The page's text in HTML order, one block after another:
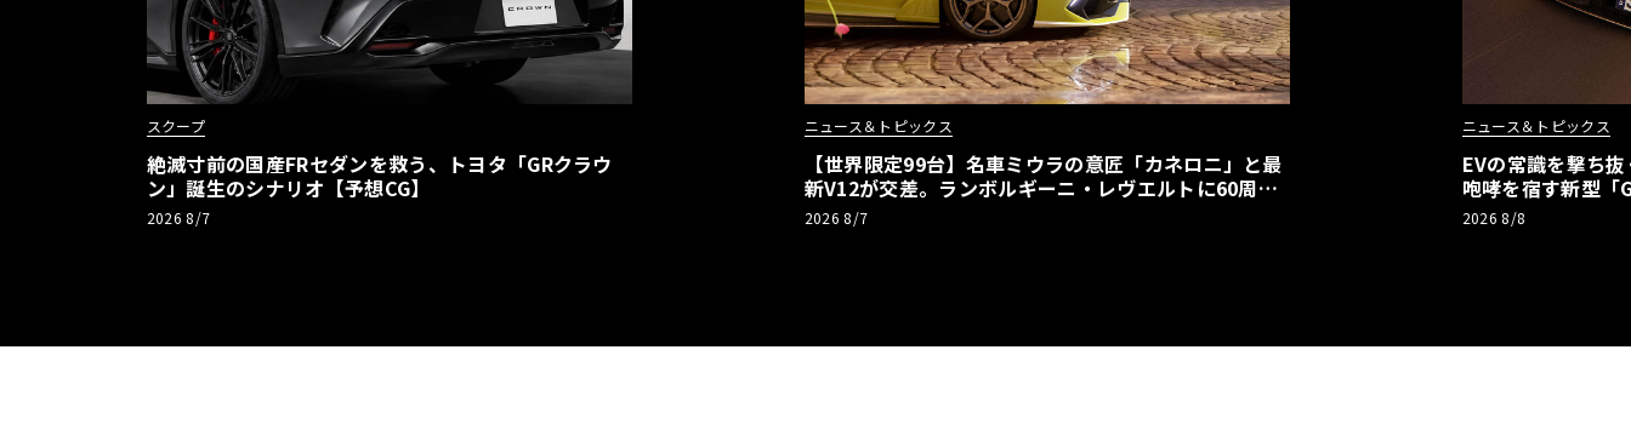
スクープ
絶滅寸前の国産FRセダンを救う、トヨタ「GRクラウ
ン」誕生のシナリオ【予想CG】
2026 8/7
ニュース＆トピックス
【世界限定99台】名車ミウラの意匠「カネロニ」と最
新V12が交差。ランボルギーニ・レヴエルトに60周年
記念車が登場
2026 8/7
ニュース＆トピックス
EVの常識を撃ち
咆哮を宿す新型「
2026 8/8